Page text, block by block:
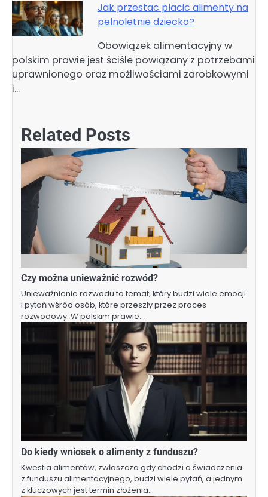
Jak przestac placic alimenty na
pelnoletnie dziecko?
Obowiązek alimentacyjny w
polskim prawie jest ściśle powiązany z potrzebami
uprawnionego oraz możliwościami zarobkowymi
i…
Related Posts
Czy można unieważnić rozwód?
Unieważnienie rozwodu to temat, który budzi wiele emocji
i pytań wśród osób, które przeszły przez proces
rozwodowy. W polskim prawie…
Do kiedy wniosek o alimenty z funduszu?
Kwestia alimentów, zwłaszcza gdy chodzi o świadczenia
z funduszu alimentacyjnego, budzi wiele pytań, a jednym
z kluczowych jest termin złożenia…